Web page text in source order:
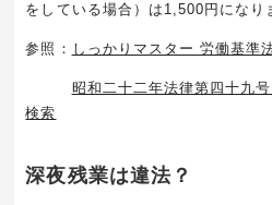
をしている場合）は 1,500 円になり
参照： しっかりマスター 労働基準
昭和二十二年法律第四十九
検索
深夜残業は違法？